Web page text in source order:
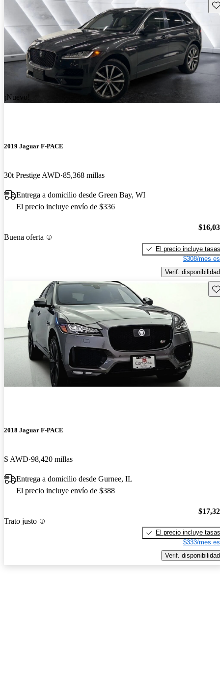
¡Nuevo!
2019 Jaguar F-PACE
30t Prestige AWD 85,368 millas
Entrega a domicilio desde Green Bay, WI
El precio incluye envío de $336
Buena oferta
El precio incluye tasas
$308/mes
Verif. disponibilidad
2018 Jaguar F-PACE
S AWD 98,420 millas
Entrega a domicilio desde Gurnee, IL
El precio incluye envío de $388
Trato justo
El precio incluye tasas
$333/mes
Verif. disponibilidad